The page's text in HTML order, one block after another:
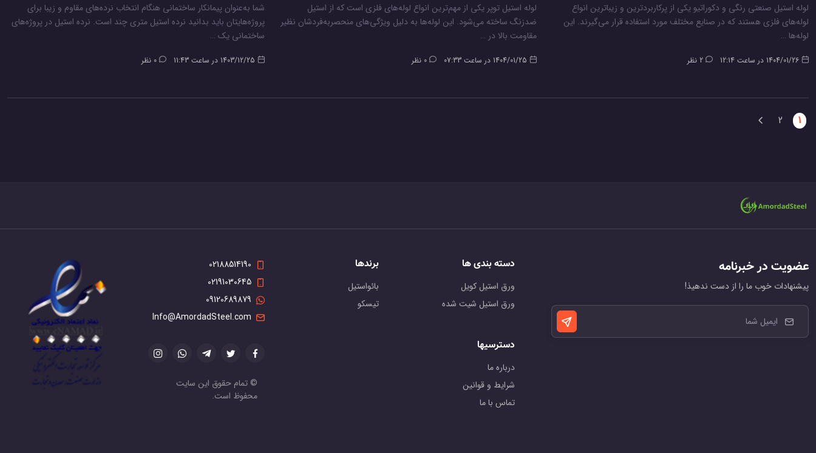
لوله استیل صنعتی رنگی و دکوراتیو یکی از پرکاربردترین و زیباترین انواع
لوله‌های فلزی هستند که در صنایع مختلف مورد استفاده قرار می‌گیرند. این
لوله‌ها …
1404/01/26 در ساعت 12:14 2 نظر
لوله استیل توپر یکی از مهم‌ترین انواع لوله‌های فلزی است که از استیل
ضدزنگ ساخته می‌شود. این لوله‌ها به دلیل ویژگی‌های منحصربه‌فردشان نظیر
مقاومت بالا در …
1404/01/25 در ساعت 07:33 0 نظر
شما به‌عنوان پیمانکار ساختمانی هنگام انتخاب نرده‌های مقاوم و زیبا برای
پروژه‌هایتان باید بدانید نرده استیل متری چند است. نرده استیل در پروژه‌های
ساختمانی یک …
1403/12/25 در ساعت 11:43 0 نظر
1
(current)
2
عضویت در خبرنامه
پیشنهادات خوب ما را از دست ندهیذ!
دسته بندی ها
ورق استیل کویل
ورق استیل شیت شده
برندها
بائواستیل
تیسکو
دسترسیها
درباره ما
شرایط و قوانین
تماس با ما
02188514190
02191030645
09120689879
Info@AmordadSteel.com
© تمام حقوق این سایت
محفوظ است.